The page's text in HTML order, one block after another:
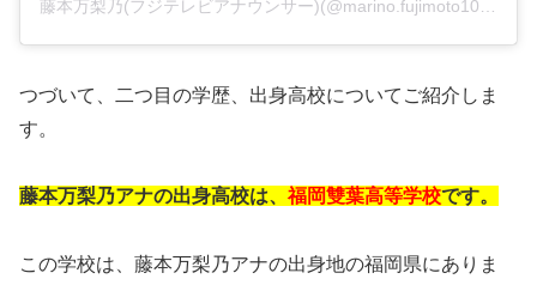
つづいて、二つ目の学歴、出身高校についてご紹介しま
す。
藤本万梨乃アナの出身高校は、福岡雙葉高等学校です。
この学校は、藤本万梨乃アナの出身地の福岡県にありま